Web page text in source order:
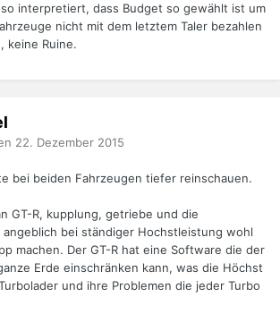
interpretiert, dass Budget so gewählt ist um
nicht mit dem letztem Taler bezahlen
keine Ruine.
22. Dezember 2015
bei beiden Fahrzeugen tiefer reinschauen.
GT-R, kupplung, getriebe und die
bei ständiger Hochstleistung wohl
machen. Der GT-R hat eine Software die der
Erde einschränken kann, was die Höchst
und ihre Problemen die jeder Turbo